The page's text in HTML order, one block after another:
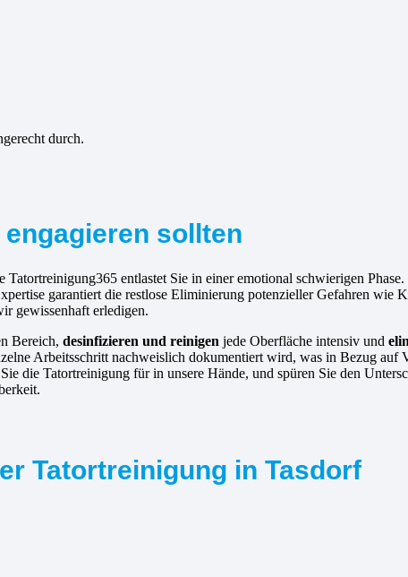
durch.
sollten
Tatortreinigung365 entlastet Sie in einer emotional schwierigen
garantiert die restlose Eliminierung potenzieller Gefahren wie
gewissenhaft erledigen.
Bereich, desinfizieren und reinigen jede Oberfläche intensiv und
Arbeitsschritt nachweislich dokumentiert wird, was in Bezug auf
die Tatortreinigung für in unsere Hände, und spüren Sie den
Tatortreinigung in Tasdorf